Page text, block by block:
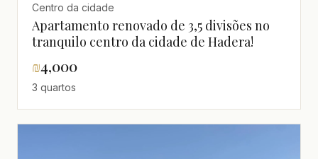
Centro da cidade
Apartamento renovado de 3,5 divisões no
tranquilo centro da cidade de Hadera!
₪4,000
3 quartos